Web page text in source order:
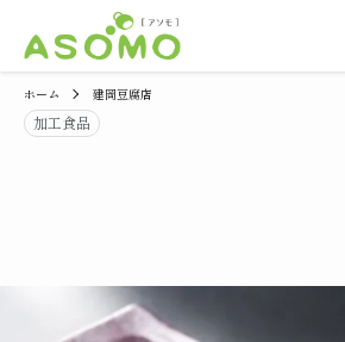
ホーム 建岡豆腐店
加工食品